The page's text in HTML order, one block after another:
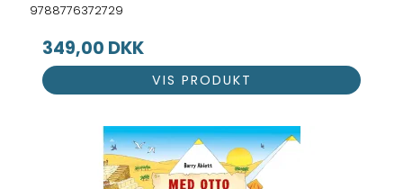
9788776372729
349,00 DKK
VIS PRODUKT